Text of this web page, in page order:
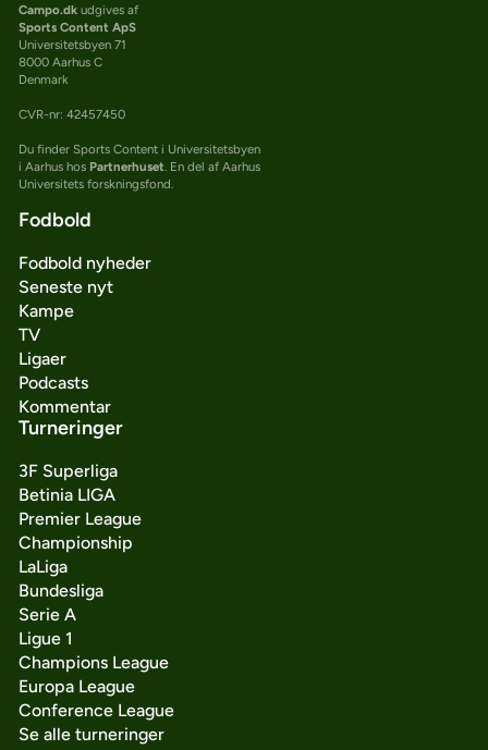
Campo.dkudgives af
Sports Content ApS
Universitetsbyen 71
8000 Aarhus C
Denmark
CVR-nr: 42457450
Du finder Sports Content i Universitetsbyen
i Aarhus hos Partnerhuset. En del af Aarhus
Universitets forskningsfond.
Fodbold
Fodbold nyheder
Seneste nyt
Kampe
TV
Ligaer
Podcasts
Kommentar
Turneringer
3F Superliga
Betinia LIGA
Premier League
Championship
LaLiga
Bundesliga
Serie A
Ligue 1
Champions League
Europa League
Conference League
Se alle turneringer